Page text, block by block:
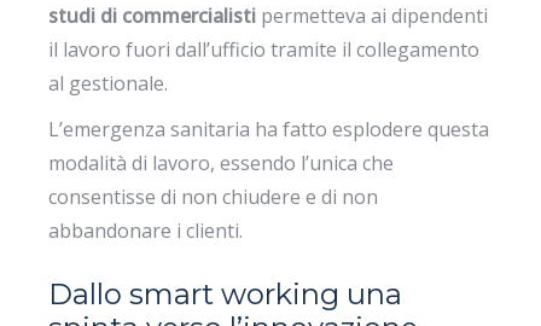
studi di commercialisti permetteva ai dipendenti
il lavoro fuori dall’ufficio tramite il collegamento
al gestionale.
L’emergenza sanitaria ha fatto esplodere questa
modalità di lavoro, essendo l’unica che
consentisse di non chiudere e di non
abbandonare i clienti.
Dallo smart working una